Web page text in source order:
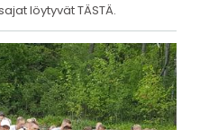
löytyvät TÄSTÄ.